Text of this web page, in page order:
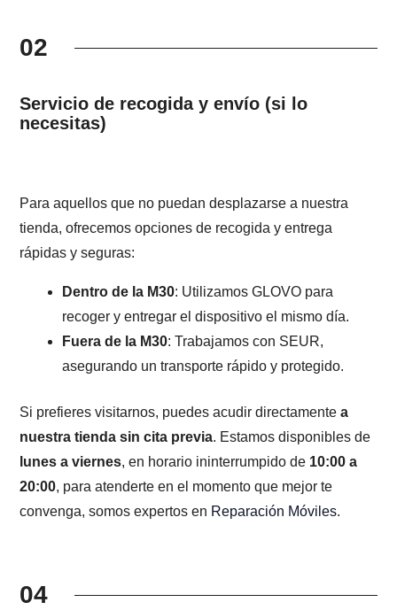
02
Servicio de recogida y envío (si lo
necesitas)
Para aquellos que no puedan desplazarse a nuestra
tienda, ofrecemos opciones de recogida y entrega
rápidas y seguras:
Dentro de la M30: Utilizamos GLOVO para
recoger y entregar el dispositivo el mismo día.
Fuera de la M30: Trabajamos con SEUR,
asegurando un transporte rápido y protegido.
Si prefieres visitarnos, puedes acudir directamentea
nuestra tienda sin cita previa. Estamos disponibles de
lunes a viernes, en horario ininterrumpido de 10:00 a
20:00, para atenderte en el momento que mejor te
convenga, somos expertos en Reparación Móviles.
04